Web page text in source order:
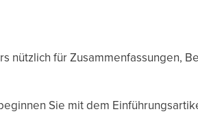
nützlich für Zusammenfassungen,
Sie mit dem